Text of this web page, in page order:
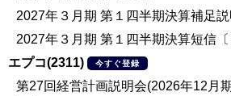
2027年３月期 第１四半期決算補足
2027年３月期 第１四半期決算短信〔
エプコ(2311)
今すぐ登録
第27回経営計画説明会(2026年12月